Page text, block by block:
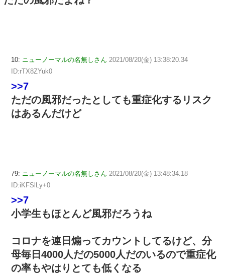
10: ニューノーマルの名無しさん 2021/08/20(金) 13:38:20.34
ID:rTX8ZYuk0
>>7
ただの風邪だったとしても重症化するリスク
はあるんだけど
79: ニューノーマルの名無しさん 2021/08/20(金) 13:48:34.18
ID:iKFSlLy+0
>>7
小学生もほとんど風邪だろうね
コロナを連日煽ってカウントしてるけど、分
母毎日4000人だの5000人だのいるので重症化
の率もやはりとても低くなる